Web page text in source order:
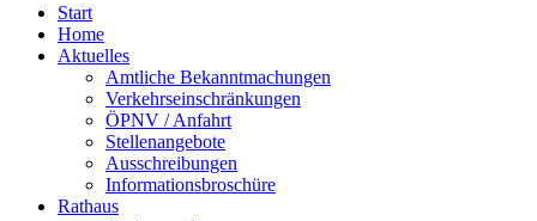
Start
Home
Aktuelles
Amtliche Bekanntmachungen
Verkehrseinschränkungen
ÖPNV / Anfahrt
Stellenangebote
Ausschreibungen
Informationsbroschüre
Rathaus